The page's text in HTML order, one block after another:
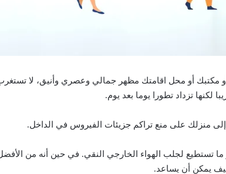
أو مكتبك أو محل اقامتك مظهر جمالي وعصري وأنيق، لا
لكنها تزداد تطورا يوما بعد يوم.
منزلك على منع تراكم جزيئات الفيروس في الداخل.
ما تستطيع لجلب الهواء الخارجي النقي. في حين أنه من
يمكن أن يساعد.